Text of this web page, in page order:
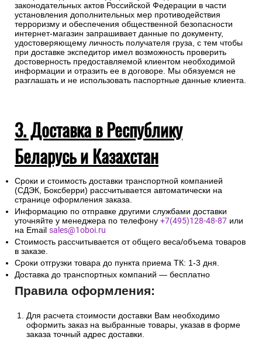
законодательных актов Российской Федерации в части
установления дополнительных мер противодействия
терроризму и обеспечения общественной безопасности
интернет-магазин запрашивает данные по документу,
удостоверяющему личность получателя груза, с тем чтобы
при доставке экспедитор имел возможность проверить
достоверность предоставляемой клиентом необходимой
информации и отразить ее в договоре. Мы обязуемся не
разглашать и не использовать паспортные данные клиента.
3. Доставка в Республику
Беларусь и Казахстан
Сроки и стоимость доставки транспортной компанией
(СДЭК, Боксберри) рассчитывается автоматически на
странице оформления заказа.
Информацию по отправке другими службами доставки
уточняйте у менеджера по телефону +7(495)128-48-87 или
на Email sales@1oboi.ru
Стоимость рассчитывается от общего веса/объема товаров
в заказе.
Сроки отгрузки товара до пункта приема ТК: 1-3 дня.
Доставка до транспортных компаний — бесплатно
Правила оформления:
Для расчета стоимости доставки Вам необходимо
оформить заказ на выбранные товары, указав в форме
заказа точный адрес доставки.